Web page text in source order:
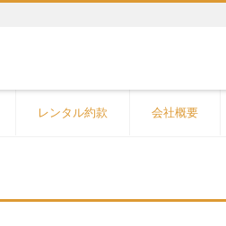
レンタル約款 会社概要